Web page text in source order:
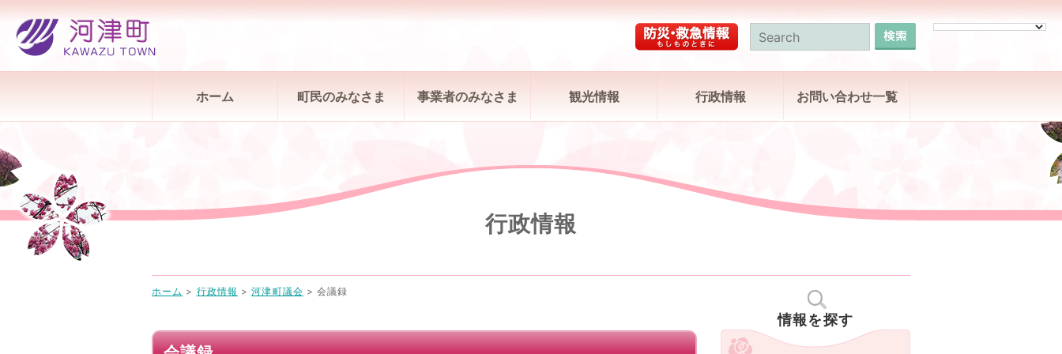
ホーム 町民のみなさま 事業者のみなさま 観光情報 行政情報 お問い合わせ一覧
行政情報
情報を探す
ホーム > 行政情報 >河津町議会 >会議録